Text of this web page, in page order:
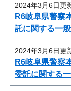
2024年3月6日更
R6岐阜県警察
託に関する一
2024年3月6日更
R6岐阜県警察
委託に関する